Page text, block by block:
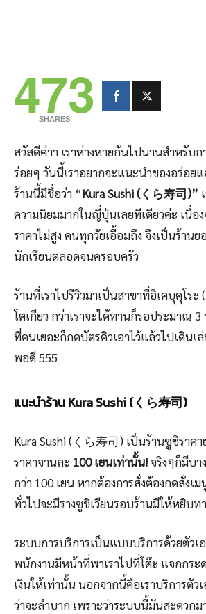
473
SHARES
สวัสดีค่าา เราห่างหายกันไปนานสำหรับ
ร่อยๆ วันนี้เราอยากจะแนะนำของอร่อย
ร้านนี้มีชื่อว่า “Kura Sushi (くら寿司)”
ความนิยมมากในญี่ปุ่นเลยทีเดียวค่ะ เนื่อ
ราคาไม่สูง คนทุกวัยเอื้อมถึง จึงเป็นร้าน
นักเรียนตลอดจนครอบครัว
ร้านที่เราไปรีวิวมาเป็นสาขาที่อิเคบุคุโระ
โตเกียว กว่าเราจะได้ทานก็รอประมาณ 3
ที่คนเยอะก็กดบัตรคิวเอาไว้แล้วไปเดินเ
พอดี 555
แนะนำร้าน Kura Sushi (くら寿司)
Kura Sushi (くら寿司) เป็นร้านซูชิราค
ราคาจานละ 100 เยนเท่านั้น! จริงๆก็มีบ
กว่า 100 เยน หากต้องการสั่งต้องกดสั่งเ
ทั่วไปจะมีรางซูชิเวียนรอบร้านมีให้หยิบ
ระบบการบริการเป็นแบบบริการด้วยตัวเ
พนักงานมีหน้าที่พาเราไปที่โต๊ะ แจกกร
เงินให้เท่านั้น นอกจากนี้คือเราบริการตัว
ว่าจะลำบาก เพราะว่าระบบนี้มันสะดวกม